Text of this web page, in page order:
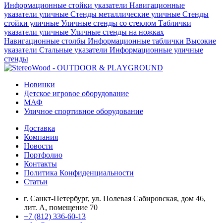
Информационные стойки указатели Навигационные
указатели уличные Стенды металлические уличные Стенды
стойки уличные Уличные стенды со стеклом Таблички
указатели уличные Уличные стенды на ножках
Навигационные столбы Информационные таблички Высокие
указатели Стальные указатели Информационные уличные
стенды
Новинки
Детское игровое оборудование
МАФ
Уличное спортивное оборудование
Доставка
Компания
Новости
Портфолио
Контакты
Политика Конфиденциальности
Статьи
г. Санкт-Петербург, ул. Полевая Сабировская, дом 46,
лит. А, помещение 70
+7 (812) 336-60-13